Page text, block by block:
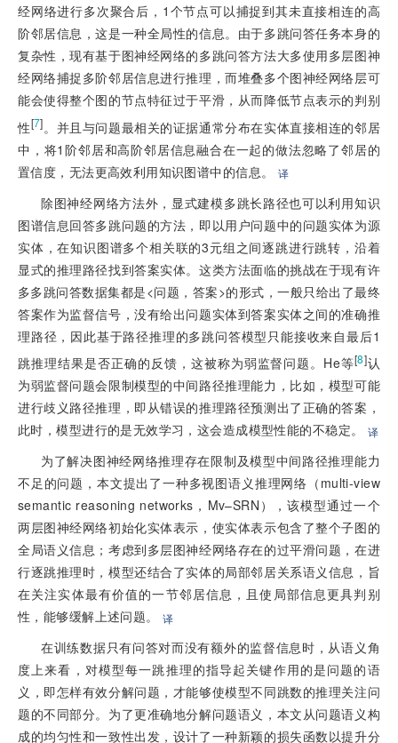
经网络进行多次聚合后，1个节点可以捕捉到其未直接相连的高
阶邻居信息，这是一种全局性的信息。由于多跳问答任务本身的
复杂性，现有基于图神经网络的多跳问答方法大多使用多层图神
经网络捕捉多阶邻居信息进行推理，而堆叠多个图神经网络层可
能会使得整个图的节点特征过于平滑，从而降低节点表示的判别
性[7]。并且与问题最相关的证据通常分布在实体直接相连的邻居
中，将1阶邻居和高阶邻居信息融合在一起的做法忽略了邻居的
置信度，无法更高效利用知识图谱中的信息。 译
除图神经网络方法外，显式建模多跳长路径也可以利用知识
图谱信息回答多跳问题的方法，即以用户问题中的问题实体为源
实体，在知识图谱多个相关联的3元组之间逐跳进行跳转，沿着
显式的推理路径找到答案实体。这类方法面临的挑战在于现有许
多多跳问答数据集都是<问题，答案>的形式，一般只给出了最终
答案作为监督信号，没有给出问题实体到答案实体之间的准确推
理路径，因此基于路径推理的多跳问答模型只能接收来自最后1
跳推理结果是否正确的反馈，这被称为弱监督问题。He等[8]认
为弱监督问题会限制模型的中间路径推理能力，比如，模型可能
进行歧义路径推理，即从错误的推理路径预测出了正确的答案，
此时，模型进行的是无效学习，这会造成模型性能的不稳定。
译
为了解决图神经网络推理存在限制及模型中间路径推理能力
不足的问题，本文提出了一种多视图语义推理网络（multi-view
semantic reasoning networks，Mv–SRN），该模型通过一个
两层图神经网络初始化实体表示，使实体表示包含了整个子图的
全局语义信息；考虑到多层图神经网络存在的过平滑问题，在进
行逐跳推理时，模型还结合了实体的局部邻居关系语义信息，旨
在关注实体最有价值的一节邻居信息，且使局部信息更具判别
性，能够缓解上述问题。
译
在训练数据只有问答对而没有额外的监督信息时，从语义角
度上来看，对模型每一跳推理的指导起关键作用的是问题的语
义，即怎样有效分解问题，才能够使模型不同跳数的推理关注问
题的不同部分。为了更准确地分解问题语义，本文从问题语义构
成的均匀性和一致性出发，设计了一种新颖的损失函数以提升分